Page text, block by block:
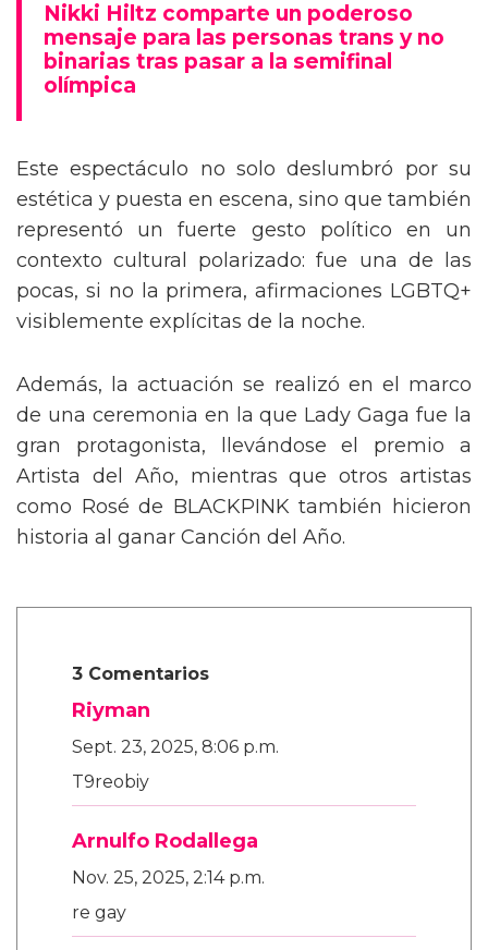
Nikki Hiltz comparte un poderoso
mensaje para las personas trans y no
binarias tras pasar a la semifinal
olímpica
Este espectáculo no solo deslumbró por su
estética y puesta en escena, sino que también
representó un fuerte gesto político en un
contexto cultural polarizado: fue una de las
pocas, si no la primera, afirmaciones LGBTQ+
visiblemente explícitas de la noche.
Además, la actuación se realizó en el marco
de una ceremonia en la que Lady Gaga fue la
gran protagonista, llevándose el premio a
Artista del Año, mientras que otros artistas
como Rosé de BLACKPINK también hicieron
historia al ganar Canción del Año.
3 Comentarios
Riyman
Sept. 23, 2025, 8:06 p.m.
T9reobiy
Arnulfo Rodallega
Nov. 25, 2025, 2:14 p.m.
re gay